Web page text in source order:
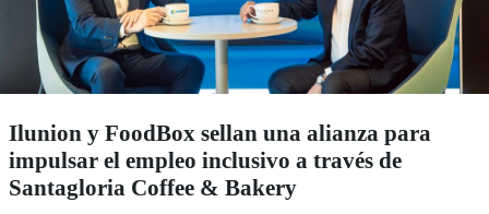
Ilunion y FoodBox sellan una alianza para
impulsar el empleo inclusivo a través de
Santagloria Coffee & Bakery